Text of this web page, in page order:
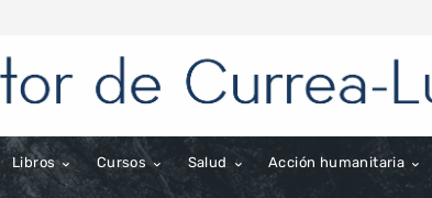
Libros Cursos Salud Acción humanitaria